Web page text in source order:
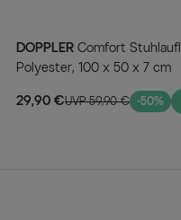
DOPPLER
Polyester, 100 x 50 x 7 cm
29,90 €UVP 59,90 € -50%